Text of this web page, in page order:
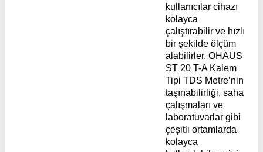
kullanıcılar cihazı
kolayca
çalıştırabilir ve hızlı
bir şekilde ölçüm
alabilirler. OHAUS
ST 20 T-A Kalem
Tipi TDS Metre’nin
taşınabilirliği, saha
çalışmaları ve
laboratuvarlar gibi
çeşitli ortamlarda
kolayca